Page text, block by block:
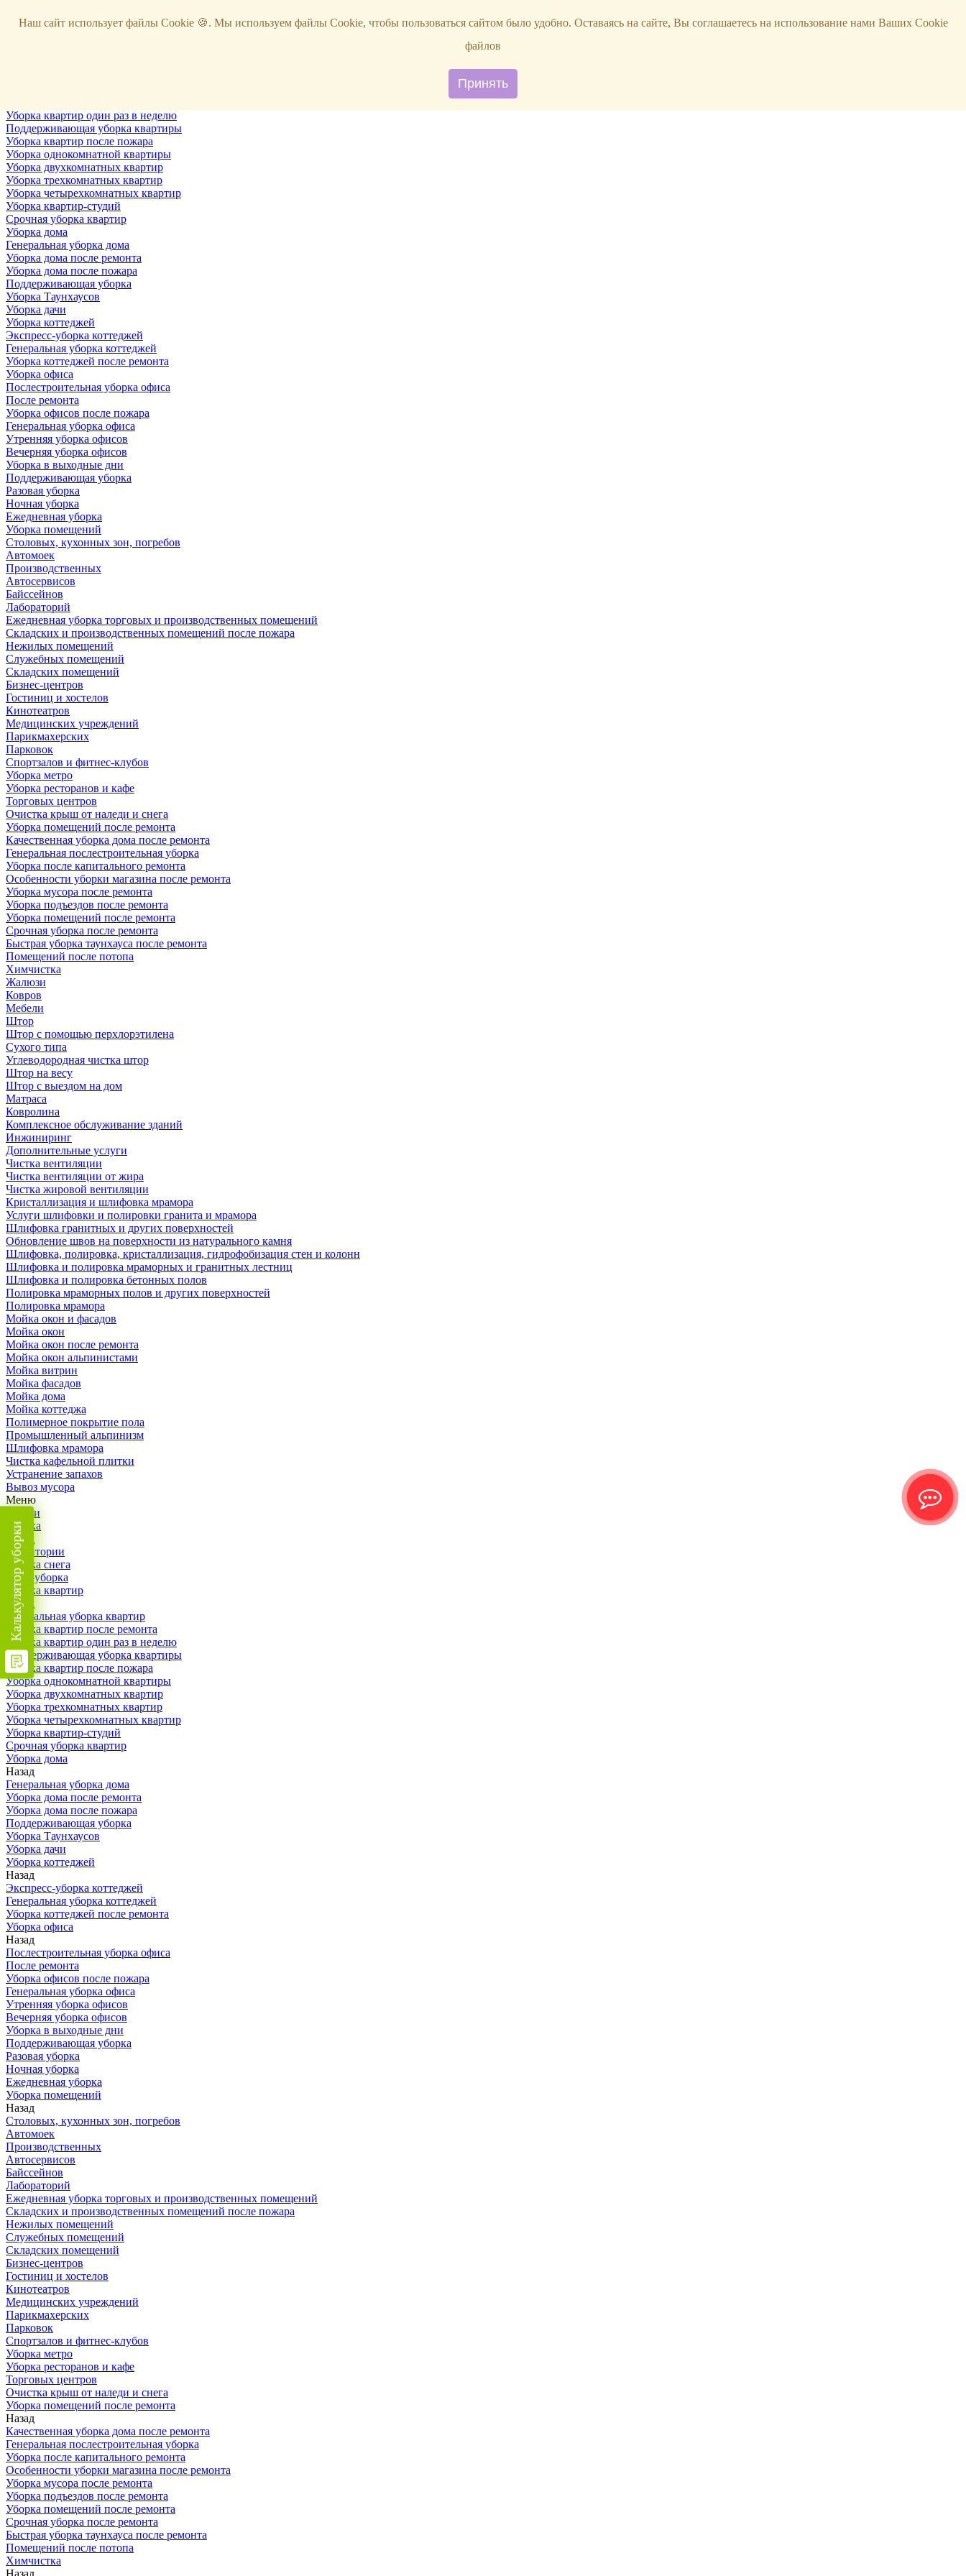
Уборка
Уборка квартир один раз в неделю
Поддерживающая уборка квартиры
Уборка квартир после пожара
Уборка однокомнатной квартиры
Уборка двухкомнатных квартир
Уборка трехкомнатных квартир
Уборка четырехкомнатных квартир
Уборка квартир-студий
Срочная уборка квартир
Уборка дома
Генеральная уборка дома
Уборка дома после ремонта
Уборка дома после пожара
Поддерживающая уборка
Уборка Таунхаусов
Уборка дачи
Уборка коттеджей
Экспресс-уборка коттеджей
Генеральная уборка коттеджей
Уборка коттеджей после ремонта
Уборка офиса
Послестроительная уборка офиса
После ремонта
Уборка офисов после пожара
Генеральная уборка офиса
Утренняя уборка офисов
Вечерняя уборка офисов
Уборка в выходные дни
Поддерживающая уборка
Разовая уборка
Ночная уборка
Ежедневная уборка
Уборка помещений
Столовых, кухонных зон, погребов
Автомоек
Производственных
Автосервисов
Байссейнов
Лабораторий
Ежедневная уборка торговых и производственных помещений
Складских и производственных помещений после пожара
Нежилых помещений
Служебных помещений
Складских помещений
Бизнес-центров
Гостиниц и хостелов
Кинотеатров
Медицинских учреждений
Парикмахерских
Парковок
Спортзалов и фитнес-клубов
Уборка метро
Уборка ресторанов и кафе
Торговых центров
Очистка крыш от наледи и снега
Уборка помещений после ремонта
Качественная уборка дома после ремонта
Генеральная послестроительная уборка
Уборка после капитального ремонта
Особенности уборки магазина после ремонта
Уборка мусора после ремонта
Уборка подъездов после ремонта
Уборка помещений после ремонта
Срочная уборка после ремонта
Быстрая уборка таунхауса после ремонта
Помещений после потопа
Химчистка
Жалюзи
Ковров
Мебели
Штор
Штор с помощью перхлорэтилена
Сухого типа
Углеводородная чистка штор
Штор на весу
Штор с выездом на дом
Матраса
Ковролина
Комплексное обслуживание зданий
Инжиниринг
Дополнительные услуги
Чистка вентиляции
Чистка вентиляции от жира
Чистка жировой вентиляции
Кристаллизация и шлифовка мрамора
Услуги шлифовки и полировки гранита и мрамора
Шлифовка гранитных и других поверхностей
Обновление швов на поверхности из натурального камня
Шлифовка, полировка, кристаллизация, гидрофобизация стен и колонн
Шлифовка и полировка мраморных и гранитных лестниц
Шлифовка и полировка бетонных полов
Полировка мраморных полов и других поверхностей
Полировка мрамора
Мойка окон и фасадов
Мойка окон
Мойка окон после ремонта
Мойка окон альпинистами
Мойка витрин
Мойка фасадов
Мойка дома
Мойка коттеджа
Полимерное покрытие пола
Промышленный альпинизм
Шлифовка мрамора
Чистка кафельной плитки
Устранение запахов
Вывоз мусора
Меню
Услуги
Уборка
Назад
Территории
Уборка снега
ВИП-уборка
Уборка квартир
Назад
Генеральная уборка квартир
Уборка квартир после ремонта
Уборка квартир один раз в неделю
Поддерживающая уборка квартиры
Уборка квартир после пожара
Уборка однокомнатной квартиры
Уборка двухкомнатных квартир
Уборка трехкомнатных квартир
Уборка четырехкомнатных квартир
Уборка квартир-студий
Срочная уборка квартир
Уборка дома
Назад
Генеральная уборка дома
Уборка дома после ремонта
Уборка дома после пожара
Поддерживающая уборка
Уборка Таунхаусов
Уборка дачи
Уборка коттеджей
Назад
Экспресс-уборка коттеджей
Генеральная уборка коттеджей
Уборка коттеджей после ремонта
Уборка офиса
Назад
Послестроительная уборка офиса
После ремонта
Уборка офисов после пожара
Генеральная уборка офиса
Утренняя уборка офисов
Вечерняя уборка офисов
Уборка в выходные дни
Поддерживающая уборка
Разовая уборка
Ночная уборка
Ежедневная уборка
Уборка помещений
Назад
Столовых, кухонных зон, погребов
Автомоек
Производственных
Автосервисов
Байссейнов
Лабораторий
Ежедневная уборка торговых и производственных помещений
Складских и производственных помещений после пожара
Нежилых помещений
Служебных помещений
Складских помещений
Бизнес-центров
Гостиниц и хостелов
Кинотеатров
Медицинских учреждений
Парикмахерских
Парковок
Спортзалов и фитнес-клубов
Уборка метро
Уборка ресторанов и кафе
Торговых центров
Очистка крыш от наледи и снега
Уборка помещений после ремонта
Назад
Качественная уборка дома после ремонта
Генеральная послестроительная уборка
Уборка после капитального ремонта
Особенности уборки магазина после ремонта
Уборка мусора после ремонта
Уборка подъездов после ремонта
Уборка помещений после ремонта
Срочная уборка после ремонта
Быстрая уборка таунхауса после ремонта
Помещений после потопа
Химчистка
Назад
Калькулятор уборки
Наш сайт использует файлы Cookie 🍪. Мы используем файлы Cookie, чтобы пользоваться сайтом было удобно. Оставаясь на сайте, Вы соглашаетесь на использование нами Ваших Cookie
файлов
Принять